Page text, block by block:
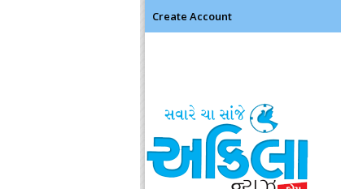
Create Account